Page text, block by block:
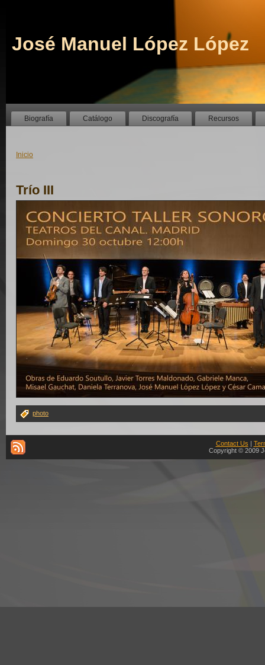
José Manuel López López
Biografía Catálogo Discografía Recursos
Inicio
Trío III
photo
Contact Us |
Copyright © 2009